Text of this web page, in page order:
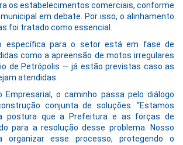
os estabelecimentos comerciais, conforme
em debate. Por isso, o alinhamento
foi tratado como essencial.
específica para o setor está em fase de
como a apreensão de motos irregulares
de Petrópolis — já estão previstas caso as
atendidas.
Empresarial, o caminho passa pelo diálogo
conjunta de soluções. “Estamos
postura que a Prefeitura e as forças de
para a resolução desse problema. Nosso
esse processo, protegendo o